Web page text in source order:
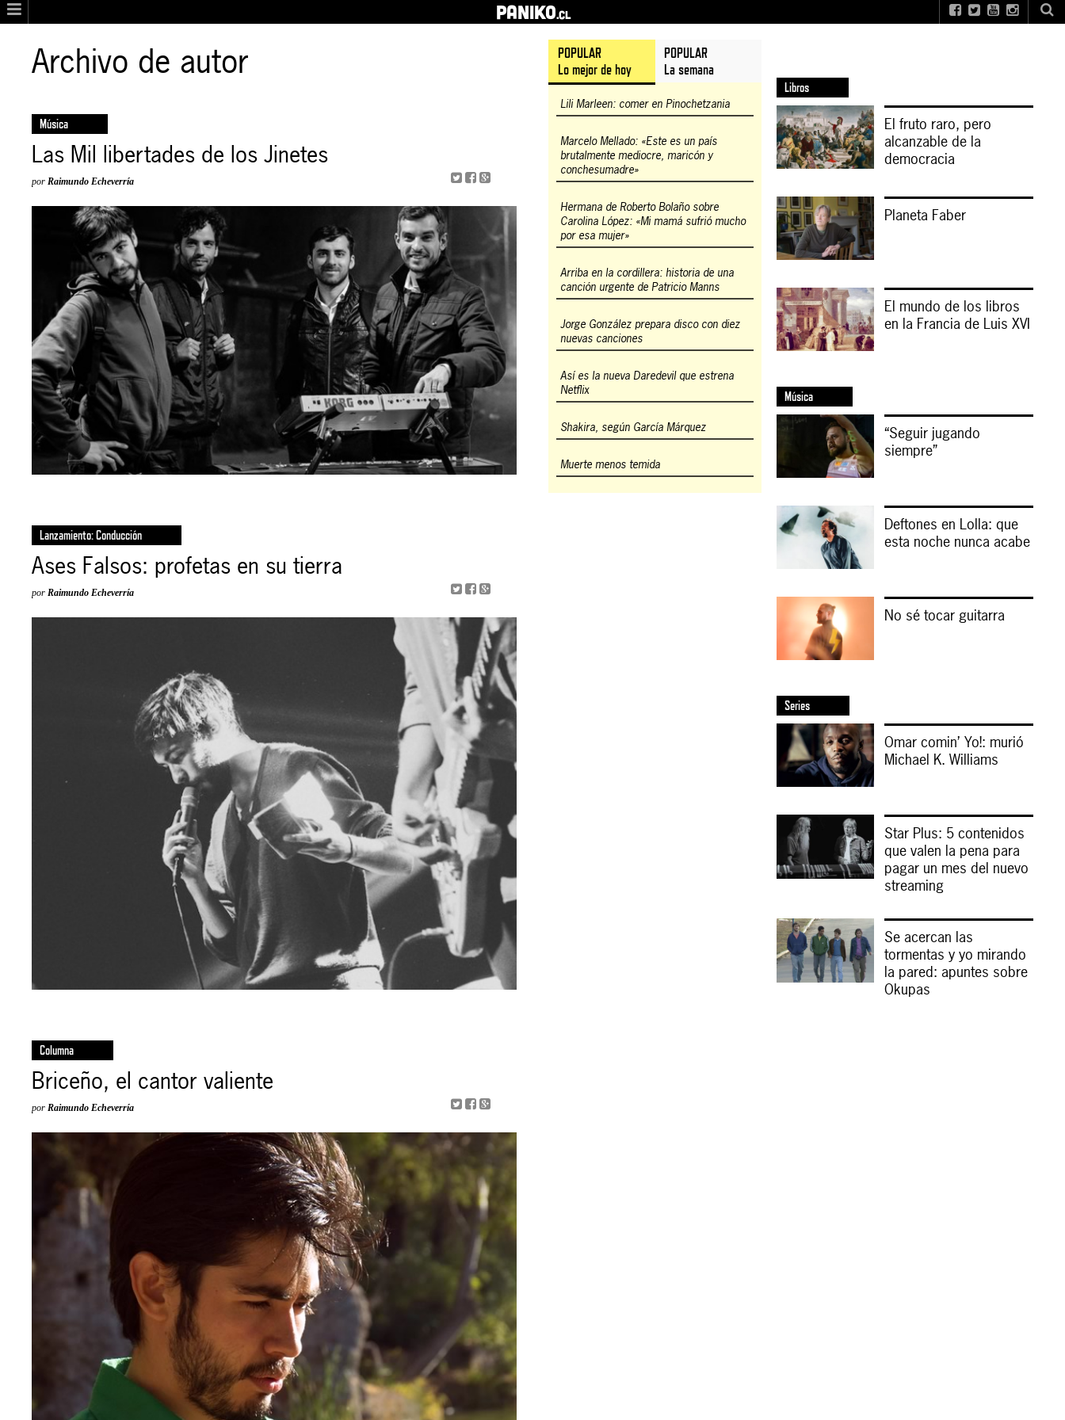
PANIKO.cl
Archivo de autor
Música
Las Mil libertades de los Jinetes
porRaimundo Echeverría
Lanzamiento: Conducción
Ases Falsos: profetas en su tierra
porRaimundo Echeverría
Columna
Briceño, el cantor valiente
por Raimundo Echeverría
POPULAR
Lo mejor de hoy
POPULAR
La semana
Lili Marleen: comer en Pinochetzania
Marcelo Mellado: «Este es un país
brutalmente mediocre, maricón y
conchesumadre»
Hermana de Roberto Bolaño sobre
Carolina López: «Mi mamá sufrió mucho
por esa mujer»
Arriba en la cordillera: historia de una
canción urgente de Patricio Manns
Jorge González prepara disco con diez
nuevas canciones
Así es la nueva Daredevil que estrena
Netflix
Shakira, según García Márquez
Muerte menos temida
Libros
El fruto raro, pero
alcanzable de la
democracia
Planeta Faber
El mundo de los libros
en la Francia de Luis XVI
Música
“Seguir jugando
siempre”
Deftones en Lolla: que
esta noche nunca acabe
No sé tocar guitarra
Series
Omar comin’ Yo!: murió
Michael K. Williams
Star Plus: 5 contenidos
que valen la pena para
pagar un mes del nuevo
streaming
Se acercan las
tormentas y yo mirando
la pared: apuntes sobre
Okupas